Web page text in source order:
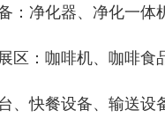
：净化器、净化一体
区：咖啡机、咖啡食
、快餐设备、输送设